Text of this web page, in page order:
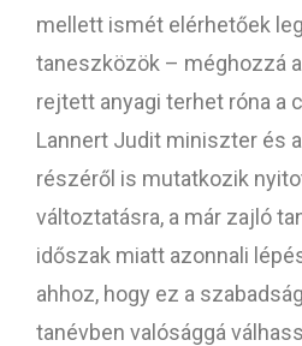
mellett ismét elérhetőek
taneszközök – méghozzá
rejtett anyagi terhet róna a
Lannert Judit miniszter és
részéről is mutatkozik
változtatásra, a már zajló
időszak miatt azonnali
ahhoz, hogy ez a
tanévben valósággá